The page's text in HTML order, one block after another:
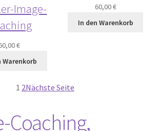
Image-
€
Warenkorb
60,00€
In den Warenkorb
1 2Nächste Seite
Coaching,